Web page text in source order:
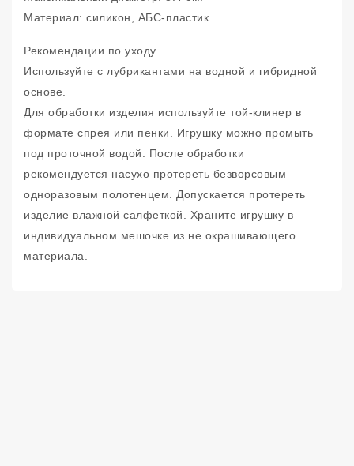
Материал: силикон, АБС-пластик.
Рекомендации по уходу
Используйте с лубрикантами на водной и гибридной
основе.
Для обработки изделия используйте той-клинер в
формате спрея или пенки. Игрушку можно промыть
под проточной водой. После обработки
рекомендуется насухо протереть безворсовым
одноразовым полотенцем. Допускается протереть
изделие влажной салфеткой. Храните игрушку в
индивидуальном мешочке из не окрашивающего
материала.